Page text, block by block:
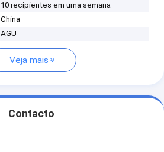
10 recipientes em uma semana
China
AGU
Veja mais
Contacto